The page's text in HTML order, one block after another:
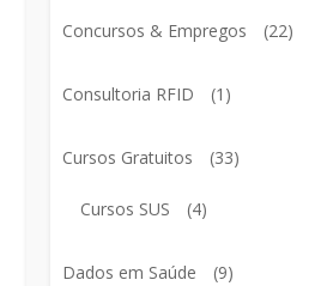
Concursos & Empregos (22)
Consultoria RFID (1)
Cursos Gratuitos (33)
Cursos SUS (4)
Dados em Saúde (9)